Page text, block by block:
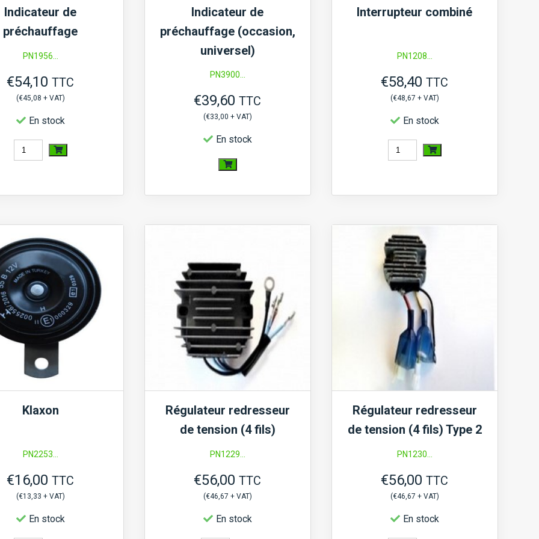
Indicateur de
préchauffage
PN1956...
€54,10 TTC
(€45,08 + VAT)
En stock
quantité
préchauffage
Indicateur de
préchauffage (occasion,
universel)
PN3900...
€39,60 TTC
(€33,00 + VAT)
En stock
quantité
de
(occasion,
universel)
Interrupteur combiné
PN1208...
€58,40 TTC
(€48,67 + VAT)
En stock
quantité
Klaxon
PN2253...
€16,00 TTC
(€13,33 + VAT)
En stock
Régulateur redresseur
de tension (4 fils)
PN1229...
€56,00 TTC
(€46,67 + VAT)
En stock
Régulateur redresseur
de tension (4 fils) Type 2
PN1230...
€56,00 TTC
(€46,67 + VAT)
En stock